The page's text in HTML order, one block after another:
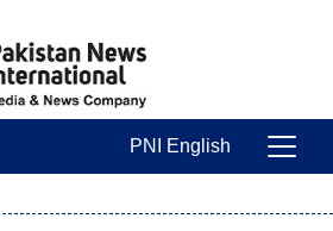
Main Navigation
PNI English
لیپ ٹاپ چارج